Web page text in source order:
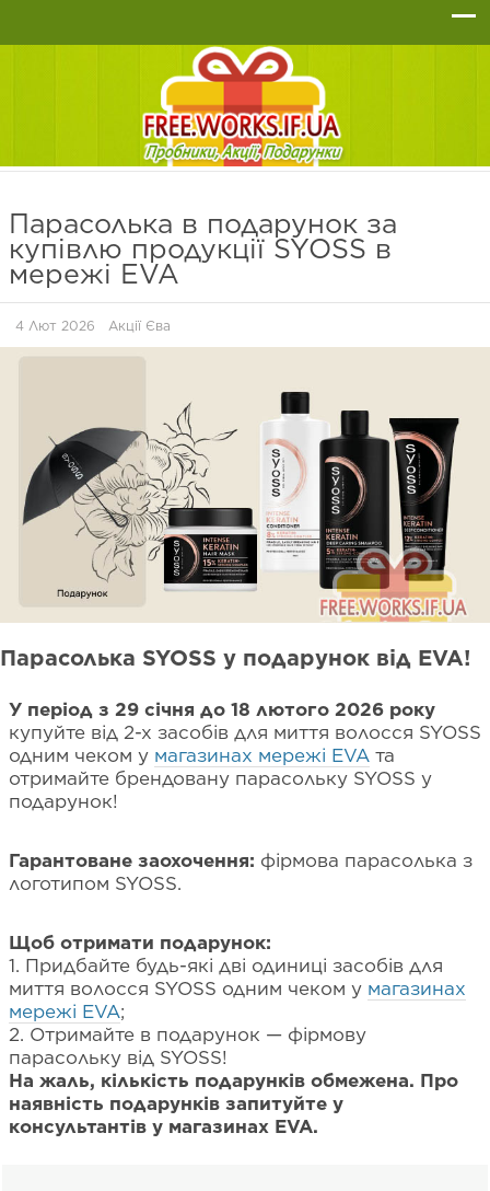
Парасолька в подарунок за
купівлю продукції SYOSS в
мережі EVA
4 Лют 2026 Акції Єва
Парасолька SYOSS у подарунок від EVA!
У період з 29 січня до 18 лютого 2026 року
купуйте від 2-х засобів для миття волосся SYOSS
одним чеком у магазинах мережі EVA та
отримайте брендовану парасольку SYOSS у
подарунок!
Гарантоване заохочення: фірмова парасолька з
логотипом SYOSS.
Щоб отримати подарунок:
1. Придбайте будь-які дві одиниці засобів для
миття волосся SYOSS одним чеком у магазинах
мережі EVA;
2. Отримайте в подарунок — фірмову
парасольку від SYOSS!
На жаль, кількість подарунків обмежена. Про
наявність подарунків запитуйте у
консультантів у магазинах EVA.